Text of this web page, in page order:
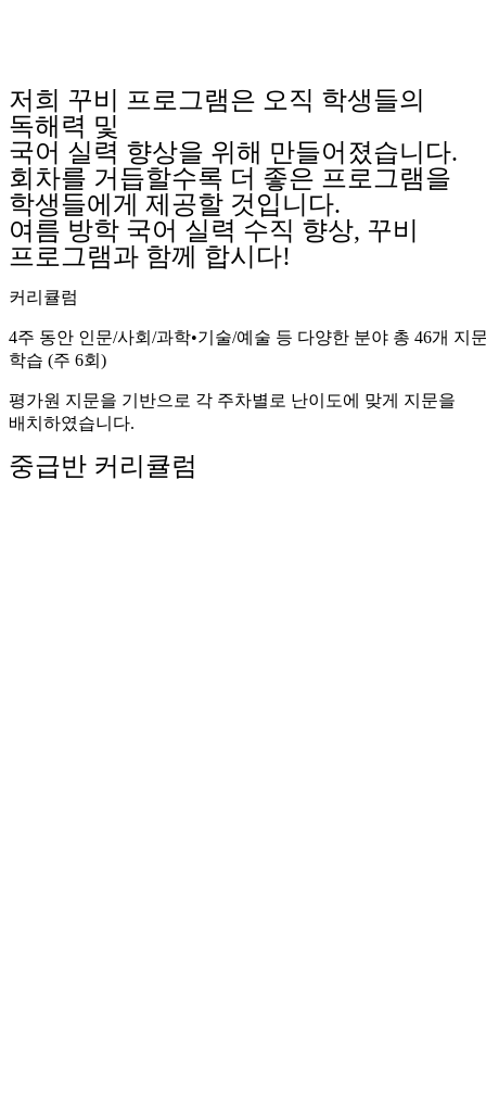
저희 꾸비 프로그램은 오직 학생들의
독해력 및
국어 실력 향상을 위해 만들어졌습니다.
회차를 거듭할수록 더 좋은 프로그램을
학생들에게 제공할 것입니다.
여름 방학 국어 실력 수직 향상, 꾸비
프로그램과 함께 합시다!
커리큘럼
4주 동안 인문/사회/과학•기술/예술 등 다양한 분야 총 46개 지
학습 (주 6회)
평가원 지문을 기반으로 각 주차별로 난이도에 맞게 지문을
배치하였습니다.
중급반 커리큘럼